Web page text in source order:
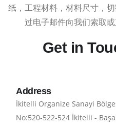
纸，工程材料，材料尺寸，
过电子邮件向我们索取
Get in
Address
İkitelli Organize Sanayi
No:520-522-524 İkitelli -